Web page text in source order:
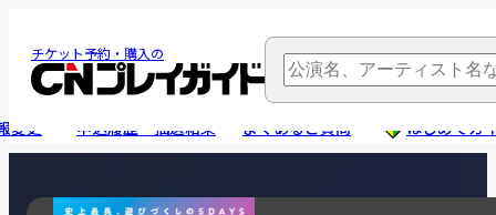
チケット予約・購入の
変更 申込履歴・抽選結果 よくあるご質問 はじめてガ